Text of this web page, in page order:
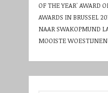
OF THE YEAR' AWARD
AWARDS IN BRUSSEL
NAAR SWAKOPMUND
MOOISTE